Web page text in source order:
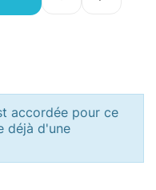
accordée pour ce
déjà d'une